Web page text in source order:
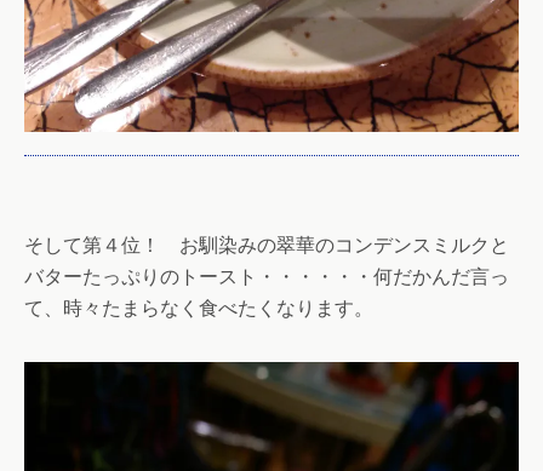
そして第４位！ お馴染みの翠華のコンデンスミルクと
バターたっぷりのトースト・・・・・・何だかんだ言っ
て、時々たまらなく食べたくなります。